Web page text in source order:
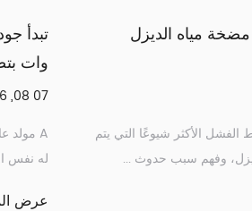
لماذا
الصناعية؟
تظل الحرارة
الإبلاغ عنها
عرض المزيد
تناسب عمليات
بتشغيل برامج الحفر
المضخة مقا...